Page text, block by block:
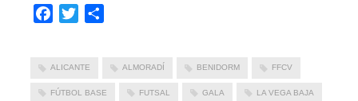
Facebook
Twitter
ALICANTE ALMORADÍ BENIDORM FFCV
FÚTBOL BASE FUTSAL GALA LA VEGA BAJA